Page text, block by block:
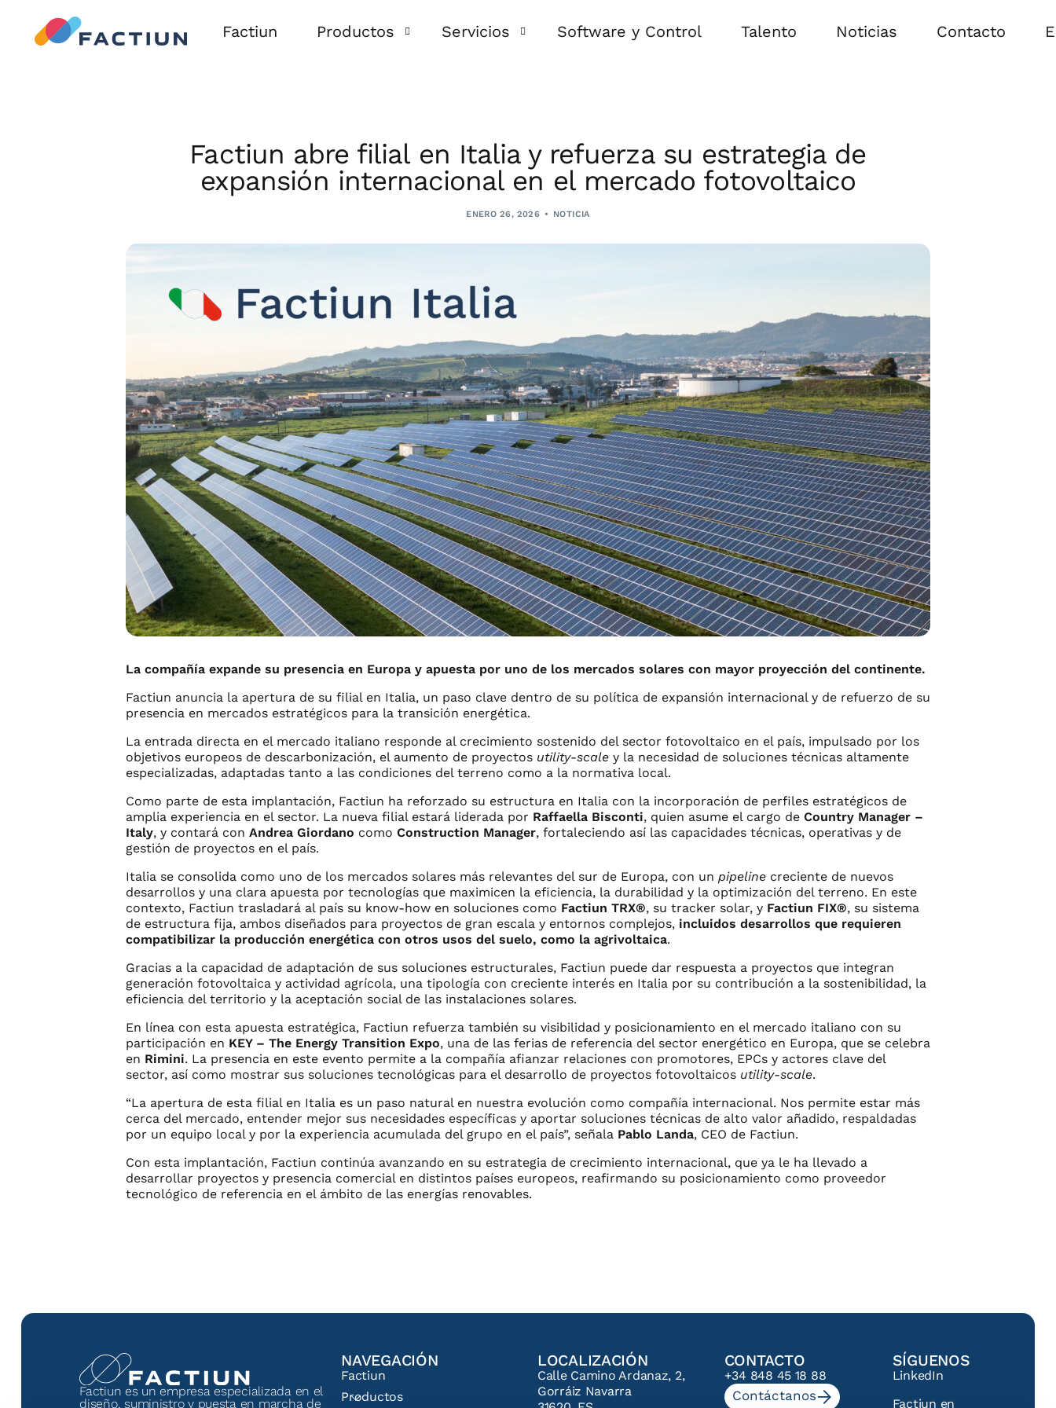
Factiun Productos
FACTIUN FIX
Agrivoltáica
Servicios
Ingeniería global
Cadena de Suministro
Software y Control Talento Noticias Contacto
Factiun abre filial en Italia y refuerza su estrategia de
expansión internacional en el mercado fotovoltaico
ENERO 26, 2026 NOTICIA
La compañía expande su presencia en Europa y apuesta por uno de los mercados solares con mayor proyección del continente.
Factiun anuncia la apertura de su filial en Italia, un paso clave dentro de su política de expansión internacional y de refuerzo de su
presencia en mercados estratégicos para la transición energética.
La entrada directa en el mercado italiano responde al crecimiento sostenido del sector fotovoltaico en el país, impulsado por los
objetivos europeos de descarbonización, el aumento de proyectos utility-scaley la necesidad de soluciones técnicas altamente
especializadas, adaptadas tanto a las condiciones del terreno como a la normativa local.
Como parte de esta implantación, Factiun ha reforzado su estructura en Italia con la incorporación de perfiles estratégicos de
amplia experiencia en el sector. La nueva filial estará liderada por Raffaella Bisconti, quien asume el cargo de Country Manager –
Italy, y contará con Andrea Giordano como Construction Manager, fortaleciendo así las capacidades técnicas, operativas y de
gestión de proyectos en el país.
Italia se consolida como uno de los mercados solares más relevantes del sur de Europa, con un pipelinecreciente de nuevos
desarrollos y una clara apuesta por tecnologías que maximicen la eficiencia, la durabilidad y la optimización del terreno. En este
contexto, Factiun trasladará al país su know-how en soluciones como Factiun TRX®, su tracker solar, y Factiun FIX®, su sistema
de estructura fija, ambos diseñados para proyectos de gran escala y entornos complejos, incluidos desarrollos que requieren
compatibilizar la producción energética con otros usos del suelo, como la agrivoltaica.
Gracias a la capacidad de adaptación de sus soluciones estructurales, Factiun puede dar respuesta a proyectos que integran
generación fotovoltaica y actividad agrícola, una tipología con creciente interés en Italia por su contribución a la sostenibilidad, la
eficiencia del territorio y la aceptación social de las instalaciones solares.
En línea con esta apuesta estratégica, Factiun refuerza también su visibilidad y posicionamiento en el mercado italiano con su
participación en KEY – The Energy Transition Expo, una de las ferias de referencia del sector energético en Europa, que se celebra
en Rimini. La presencia en este evento permite a la compañía afianzar relaciones con promotores, EPCs y actores clave del
sector, así como mostrar sus soluciones tecnológicas para el desarrollo de proyectos fotovoltaicos utility-scale.
“La apertura de esta filial en Italia es un paso natural en nuestra evolución como compañía internacional. Nos permite estar más
cerca del mercado, entender mejor sus necesidades específicas y aportar soluciones técnicas de alto valor añadido, respaldadas
por un equipo local y por la experiencia acumulada del grupo en el país”, señala Pablo Landa, CEO de Factiun.
Con esta implantación, Factiun continúa avanzando en su estrategia de crecimiento internacional, que ya le ha llevado a
desarrollar proyectos y presencia comercial en distintos países europeos, reafirmando su posicionamiento como proveedor
tecnológico de referencia en el ámbito de las energías renovables.
Factiun es un empresa especializada en el
diseño, suministro y puesta en marcha de
NAVEGACIÓN
Factiun
Productos
LOCALIZACIÓN
Calle Camino Ardanaz, 2,
Gorráiz Navarra
CONTACTO
+34 848 45 18 88
Contáctanos
SÍGUENOS
LinkedIn
Factiun en